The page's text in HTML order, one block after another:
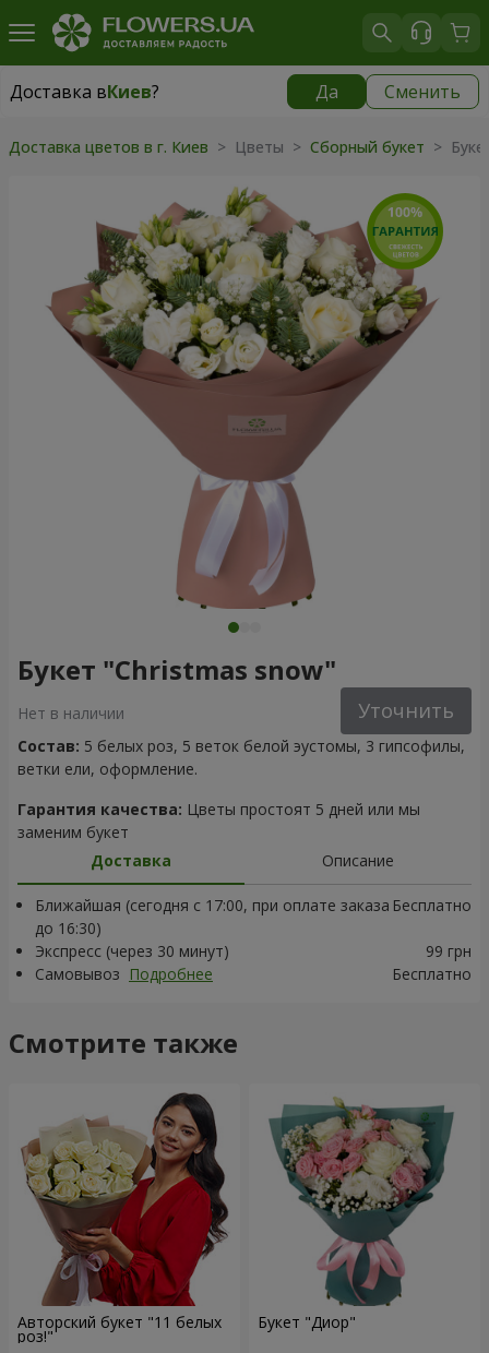
Доставка вКиев? Да Сменить
Доставка вКиев
Доставка цветов в г. Киев > Цветы > Сборный букет >
Букет "Christmas snow"
Нет в наличии Уточнить
Состав: 5 белых роз, 5 веток белой эустомы, 3 гипсофилы,
ветки ели, оформление.
Гарантия качества: Цветы простоят 5 дней или мы
заменим букет
Доставка
Описание
Ближайшая (сегодня с 17:00, при оплате заказа
до 16:30)
Бесплатно
Экспресс (через 30 минут)
99 грн
Самовывоз Подробнее Бесплатно
Смотрите также
Авторский букет "11 белых
роз!"
Букет "Диор"